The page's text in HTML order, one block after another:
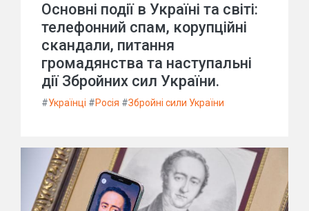
Основні події в Україні та світі:
телефонний спам, корупційні
скандали, питання
громадянства та наступальні
дії Збройних сил України.
#Українці #Росія #Збройні сили України